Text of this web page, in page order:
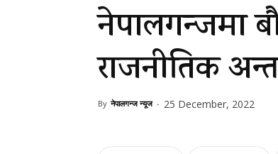
नेपालगन्जमा
राजनीतिक
By नेपालगन्ज न्यूज - 25 December, 2022